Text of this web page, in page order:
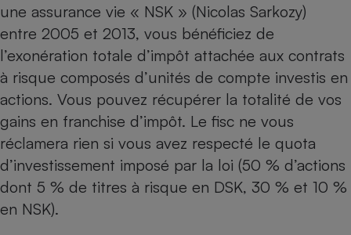
une assurance vie « NSK » (Nicolas Sarkozy)
entre 2005 et 2013, vous bénéficiez de
l’exonération totale d’impôt attachée aux contrats
à risque composés d’unités de compte investis en
actions. Vous pouvez récupérer la totalité de vos
gains en franchise d’impôt. Le fisc ne vous
réclamera rien si vous avez respecté le quota
d’investissement imposé par la loi (50 % d’actions
dont 5 % de titres à risque en DSK, 30 % et 10 %
en NSK).